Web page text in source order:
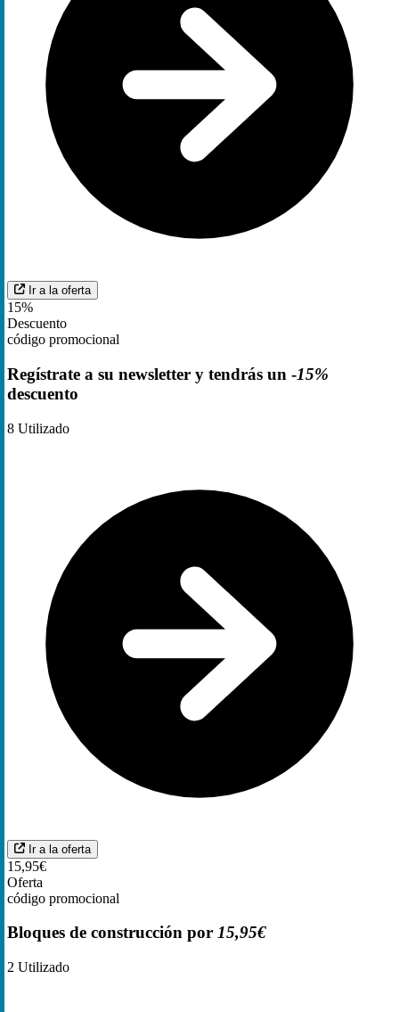
Ir a la oferta
15%
Descuento
código promocional
Regístrate a su newsletter y tendrás un -15%
descuento
8 Utilizado
Ir a la oferta
15,95€
Oferta
código promocional
Bloques de construcción por 15,95€
2 Utilizado